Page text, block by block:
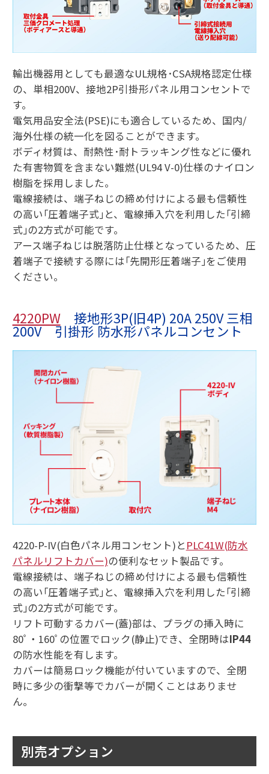
輸出機器用としても最適なUL規格･CSA規格認定仕様
の、単相200V、接地2P引掛形パネル用コンセントで
す。
電気用品安全法(PSE)にも適合しているため、国内/
海外仕様の統一化を図ることができます。
ボディ材質は、耐熱性･耐トラッキング性などに優れ
た有害物質を含まない難燃(UL94 V-0)仕様のナイロン
樹脂を採用しました。
電線接続は、端子ねじの締め付けによる最も信頼性
の高い｢圧着端子式｣と、電線挿入穴を利用した｢引締
式｣の2方式が可能です。
アース端子ねじは脱落防止仕様となっているため、圧
着端子で接続する際には｢先開形圧着端子｣をご使用
ください。
4220PW接地形3P(旧4P) 20A 250V 三相
200V 引掛形 防水形パネルコンセント
4220-P-IV(白色パネル用コンセント)とPLC41W(防水
パネルリフトカバー)の便利なセット製品です。
電線接続は、端子ねじの締め付けによる最も信頼性
の高い｢圧着端子式｣と、電線挿入穴を利用した｢引締
式｣の2方式が可能です。
リフト可動するカバー(蓋)部は、プラグの挿入時に
80ﾟ・160ﾟの位置でロック(静止)でき、全閉時はIP44
の防水性能を有します。
カバーは簡易ロック機能が付いていますので、全閉
時に多少の衝撃等でカバーが開くことはありませ
ん。
別売オプション